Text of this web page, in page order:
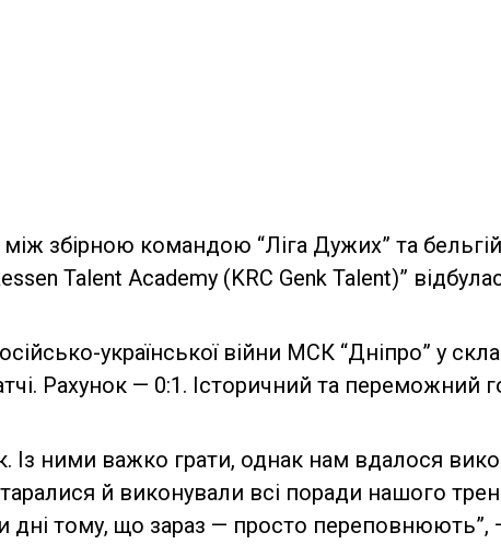
між збірною командою “Ліга Дужих” та
Talent Academy (KRC Genk Talent)”
української війни МСК “Дніпро” у
Рахунок — 0:1. Історичний та переможний
Із ними важко грати, однак нам вдалося
й виконували всі поради нашого
дні тому, що зараз — просто переповнюють”,